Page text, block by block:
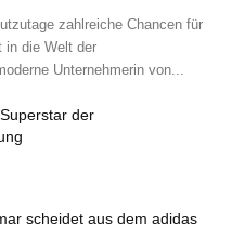
zahlreiche Chancen für
in die Welt der
Unternehmerin von...
der
scheidet aus dem adidas